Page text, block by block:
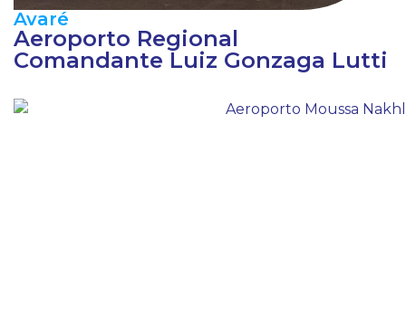
Avaré
Aeroporto Regional
Comandante Luiz Gonzaga Lutti